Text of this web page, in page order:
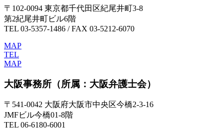
〒102-0094 東京都千代田区紀尾井町3-8
第2紀尾井町ビル6階
TEL 03-5357-1486 / FAX 03-5212-6070
MAP
TEL
MAP
大阪事務所 （所属：大阪弁護士会）
〒541-0042 大阪府大阪市中央区今橋2-3-16
JMFビル今橋01-8階
TEL 06-6180-6001